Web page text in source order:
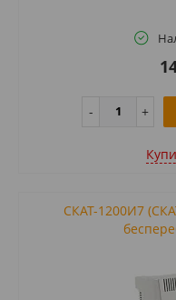
СКАТ-1200И7